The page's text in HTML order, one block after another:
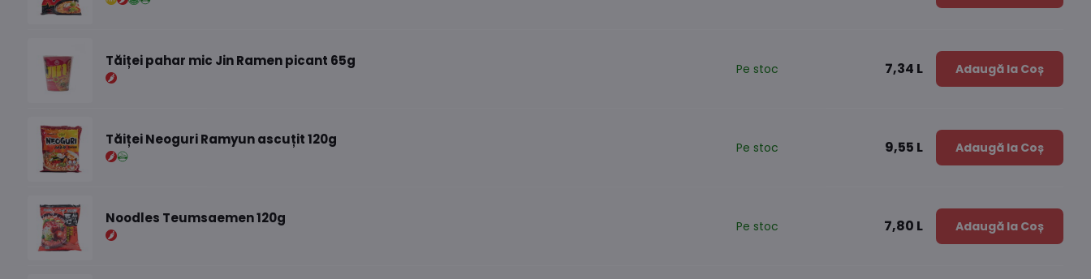
Tăiței pahar mic Jin Ramen picant 65g Pe stoc 7,34 L Adaugă la Coș
Tăiței Neoguri Ramyun ascuțit 120g Pe stoc 9,55 L Adaugă la Coș
Noodles Teumsaemen 120g Pe stoc 7,80 L Adaugă la Coș